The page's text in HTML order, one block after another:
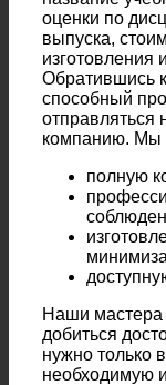
оценки по
выпуска,
изготовления
Обратившись
способный
отправляться
компанию. Мы
полную
Наши мастера
добиться
нужно только
необходимую